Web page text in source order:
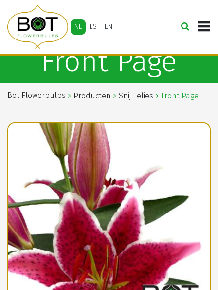
NL ES EN
Front Page
Bot Flowerbulbs Producten Snij Lelies Front Page